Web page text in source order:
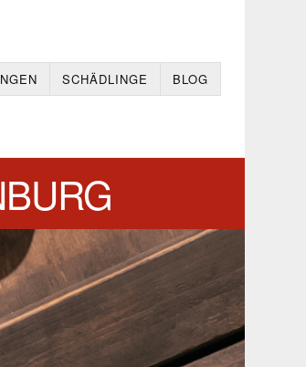
SCHÄDLINGE BLOG